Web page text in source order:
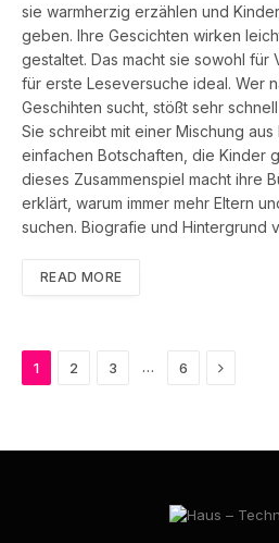
sie warmherzig erzählen und
geben. Ihre Gescichten wirken
gestaltet. Das macht sie sowohl für
für erste Leseversuche ideal. Wer
Geschihten sucht, stößt sehr
Sie schreibt mit einer Mischung
einfachen Botschaften, die Kinder
dieses Zusammenspiel macht ihre
erklärt, warum immer mehr Eltern
suchen. Biografie und Hintergrund
READ MORE
1 2 3 … 6 Next